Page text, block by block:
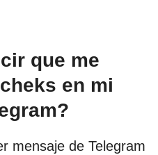
que me
en mi
mensaje de Telegram